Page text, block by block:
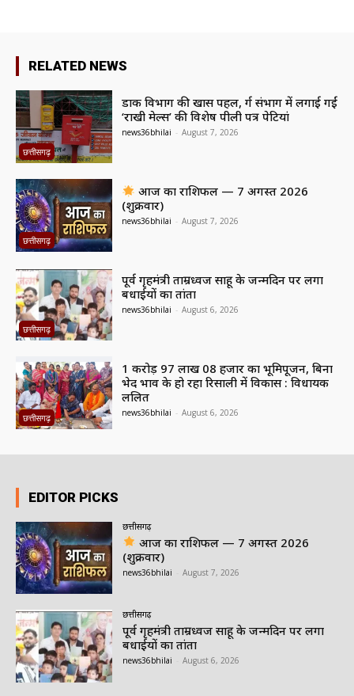
RELATED NEWS
छत्तीसगढ़
डाक विभाग की खास पहल, दुर्ग संभाग में लगाई गईं
‘राखी मेल्स’ की विशेष पीली पत्र पेटियां
news36bhilai - August 7, 2026
छत्तीसगढ़
आज का राशिफल — 7 अगस्त 2026
(शुक्रवार)
news36bhilai - August 7, 2026
छत्तीसगढ़
पूर्व गृहमंत्री ताम्रध्वज साहू के जन्मदिन पर लगा
बधाईयों का तांता
news36bhilai - August 6, 2026
छत्तीसगढ़
1 करोड़ 97 लाख 08 हजार का भूमिपूजन, बिना
भेद भाव के हो रहा रिसाली में विकास : विधायक
ललित
news36bhilai - August 6, 2026
EDITOR PICKS
छत्तीसगढ़
आज का राशिफल — 7 अगस्त 2026
(शुक्रवार)
news36bhilai August 7, 2026
छत्तीसगढ़
पूर्व गृहमंत्री ताम्रध्वज साहू के जन्मदिन पर लगा
बधाईयों का तांता
news36bhilai August 6, 2026